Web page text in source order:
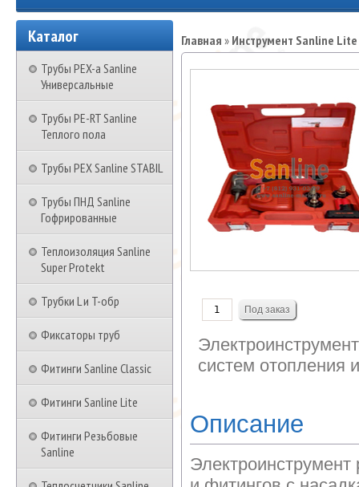
Каталог
Трубы PEX-a Sanline
Универсальные
Трубы PE-RT Sanline
Теплого пола
Трубы PEX Sanline STABIL
Трубы ПНД Sanline
Гофрированные
Теплоизоляция Sanline
Super Protekt
Трубки L и T-обр
Фиксаторы труб
Фитинги Sanline Classic
Фитинги Sanline Lite
Фитинги Резьбовые
Sanline
Главная » Инструмент Sanline Lite
систем отопления
Описание